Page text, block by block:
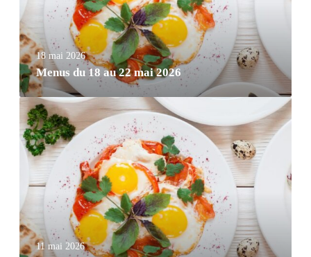
18 mai 2026
Menus du 18 au 22 mai 2026
11 mai 2026